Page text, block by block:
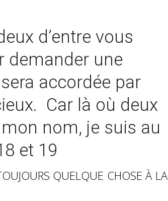
d’entre vous
demander une
accordée par
Car là où deux
nom, je suis au
et 19
QUELQUE CHOSE À LA